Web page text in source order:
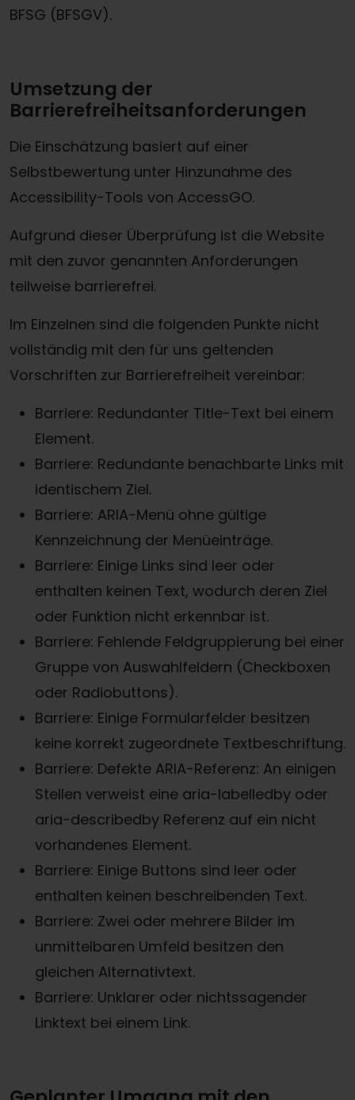
BFSG (BFSGV).
Umsetzung der
Barrierefreiheitsanforderungen
Die Einschätzung basiert auf einer
Selbstbewertung unter Hinzunahme des
Accessibility-Tools von AccessGO.
Aufgrund dieser Überprüfung ist die Website
mit den zuvor genannten Anforderungen
teilweise barrierefrei.
Im Einzelnen sind die folgenden Punkte nicht
vollständig mit den für uns geltenden
Vorschriften zur Barrierefreiheit vereinbar:
Barriere: Redundanter Title-Text bei einem
Element.
Barriere: Redundante benachbarte Links mit
identischem Ziel.
Barriere: ARIA-Menü ohne gültige
Kennzeichnung der Menüeinträge.
Barriere: Einige Links sind leer oder
enthalten keinen Text, wodurch deren Ziel
oder Funktion nicht erkennbar ist.
Barriere: Fehlende Feldgruppierung bei einer
Gruppe von Auswahlfeldern (Checkboxen
oder Radiobuttons).
Barriere: Einige Formularfelder besitzen
keine korrekt zugeordnete Textbeschriftung.
Barriere: Defekte ARIA-Referenz: An einigen
Stellen verweist eine aria-labelledby oder
aria-describedby Referenz auf ein nicht
vorhandenes Element.
Barriere: Einige Buttons sind leer oder
enthalten keinen beschreibenden Text.
Barriere: Zwei oder mehrere Bilder im
unmittelbaren Umfeld besitzen den
gleichen Alternativtext.
Barriere: Unklarer oder nichtssagender
Linktext bei einem Link.